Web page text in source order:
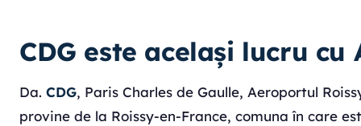
CDG este același lucru cu
Da. CDG, Paris Charles de Gaulle, Aeroportul
provine de la Roissy-en-France, comuna în care